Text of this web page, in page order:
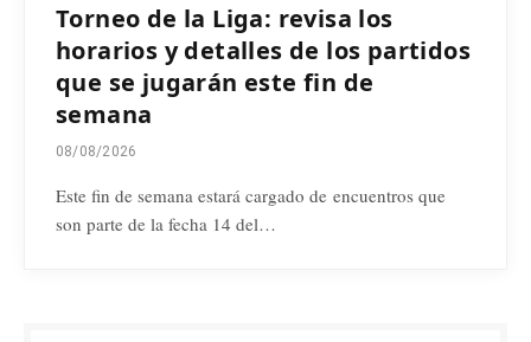
Torneo de la Liga: revisa los
horarios y detalles de los partidos
que se jugarán este fin de
semana
08/08/2026
Este fin de semana estará cargado de encuentros que
son parte de la fecha 14 del…